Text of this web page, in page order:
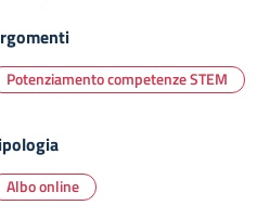
Potenziamento competenze STEM
Albo online